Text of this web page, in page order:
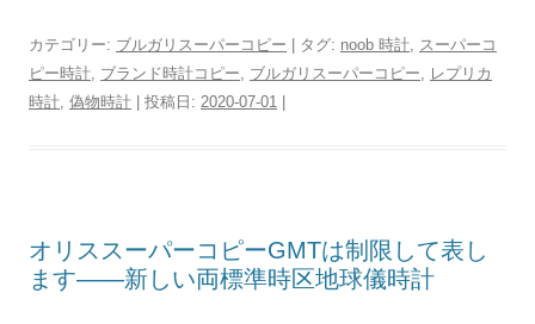
カテゴリー: ブルガリスーパーコピー | タグ: noob 時計, スーパーコ
ピー時計, ブランド時計コピー, ブルガリスーパーコピー, レプリカ
時計, 偽物時計 | 投稿日: 2020-07-01
オリススーパーコピーGMTは制限して表し
ます――新しい両標準時区地球儀時計